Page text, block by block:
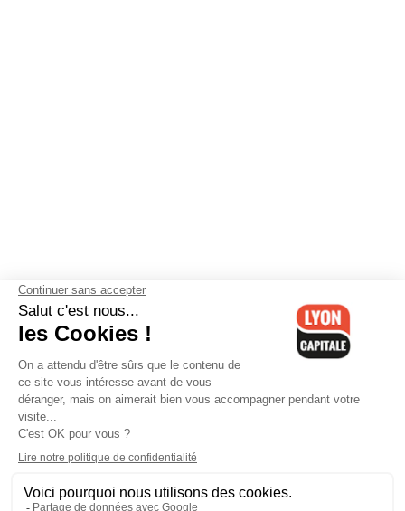
Contactez-nous-Mentions légales-CGV-Politique de